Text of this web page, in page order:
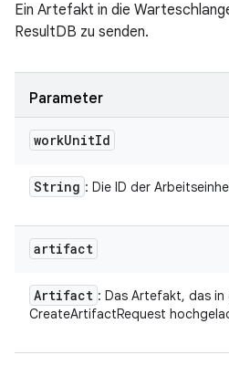
Ein Artefakt in die
ResultDB zu senden.
Parameter
workUnitId
String : Die ID der
artifact
Artifact : Das Artefakt, das in
CreateArtifactRequest